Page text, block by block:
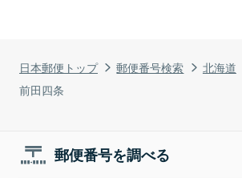
日本郵便トップ 郵便番号検索 北海道
前田四条
郵便番号を調べる